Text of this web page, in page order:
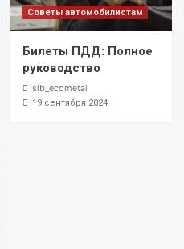
Советы автомобилистам
Билеты ПДД: Полное
руководство
sib_ecometal
19 сентября 2024